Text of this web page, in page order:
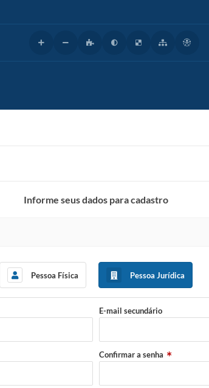
Informe seus dados para cadastro
Pessoa Física Pessoa Jurídica
E-mail secundário
Confirmar a senha